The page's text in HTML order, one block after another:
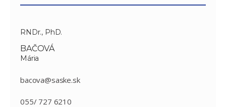
RNDr., PhD.
BAČOVÁ
Mária
bacova@saske.sk
055/ 727 6210